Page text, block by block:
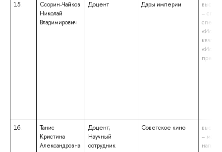
15.
Ссорин-Чайков
Николай
Владимирович
Доцент Дары империи
–
16.
Танис
Кристина
Александровна
Доцент;
Научный
сотрудник
Советское кино
–